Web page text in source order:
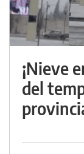
¡Nieve
del